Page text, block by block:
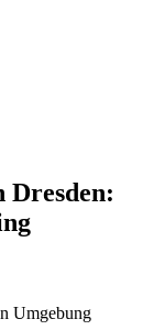
Dresden:
Umgebung